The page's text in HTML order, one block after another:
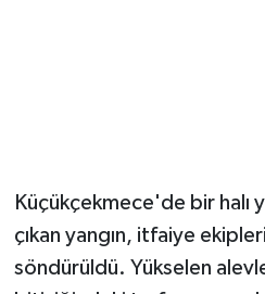
Küçükçekmece'de bir halı
çıkan yangın, itfaiye
söndürüldü. Yükselen